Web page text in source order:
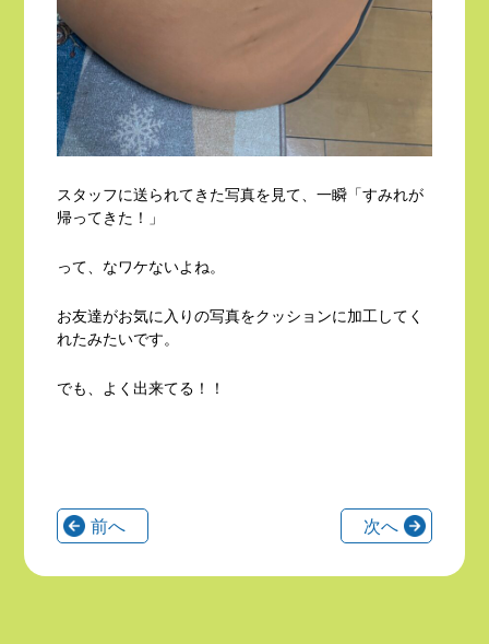
スタッフに送られてきた写真を見て、一瞬「すみれが
帰ってきた！」
って、なワケないよね。
お友達がお気に入りの写真をクッションに加工してく
れたみたいです。
でも、よく出来てる！！
前へ 次へ